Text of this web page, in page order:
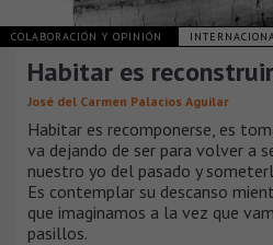
COLABORACIÓN Y OPINIÓN
Habitar es
José del Carmen Palacios Aguilar
Habitar es recomponerse, es
va dejando de ser para volver a
nuestro yo del pasado y
Es contemplar su descanso
que imaginamos a la vez que
pasillos.